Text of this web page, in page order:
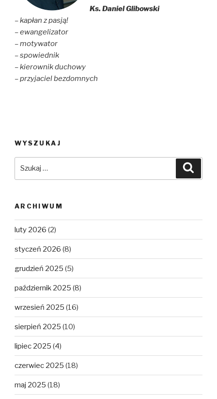
Ks. Daniel Glibowski
– kapłan z pasją!
– ewangelizator
– motywator
– spowiednik
– kierownik duchowy
– przyjaciel bezdomnych
WYSZUKAJ
ARCHIWUM
luty 2026 (2)
styczeń 2026 (8)
grudzień 2025 (5)
październik 2025 (8)
wrzesień 2025 (16)
sierpień 2025 (10)
lipiec 2025 (4)
czerwiec 2025 (18)
maj 2025 (18)